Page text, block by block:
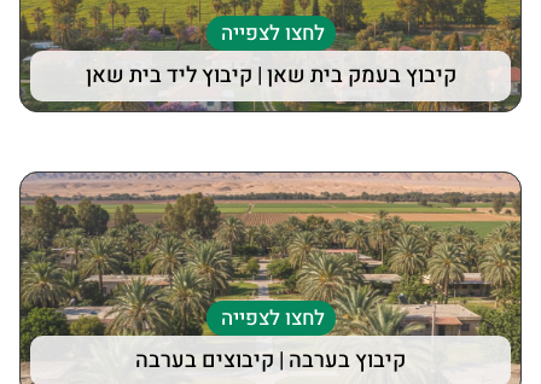
לחצו לצפייה
קיבוץ בעמק בית שאן | קיבוץ ליד בית שאן
לחצו לצפייה
קיבוץ בערבה | קיבוצים בערבה